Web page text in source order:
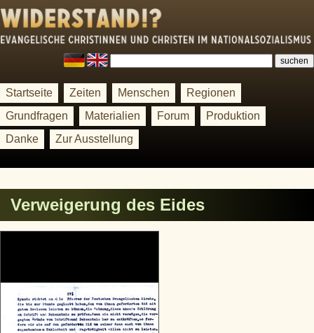
Startseite Zeiten Menschen
Regionen
Grundfragen
Materialien Forum
Produktion
Danke
Zur Ausstellung
Verweigerung des Eides